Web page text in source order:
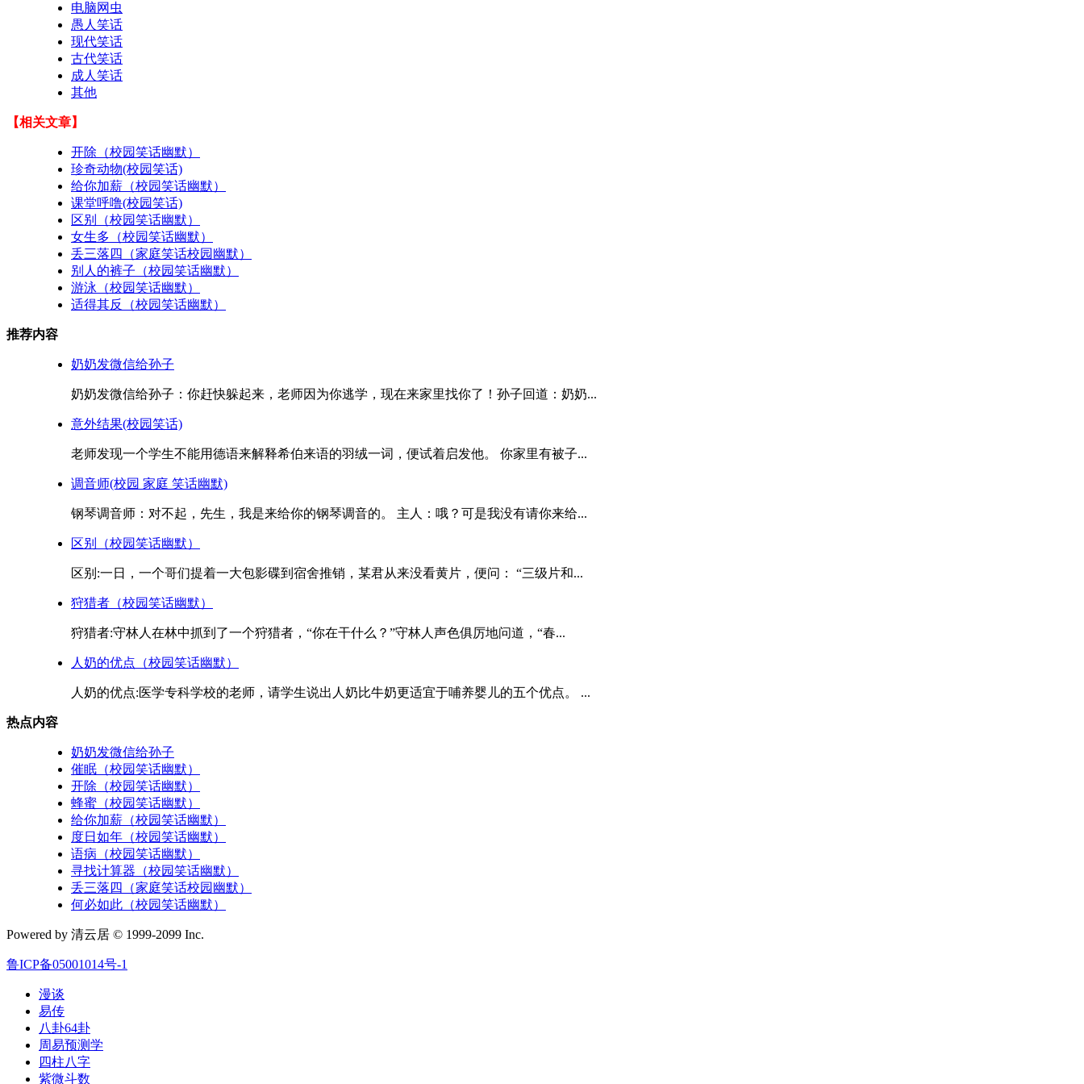
电脑网虫
愚人笑话
现代笑话
古代笑话
成人笑话
其他
【相关文章】
开除（校园笑话幽默）
珍奇动物(校园笑话)
给你加薪（校园笑话幽默）
课堂呼噜(校园笑话)
区别（校园笑话幽默）
女生多（校园笑话幽默）
丢三落四（家庭笑话校园幽默）
别人的裤子（校园笑话幽默）
游泳（校园笑话幽默）
适得其反（校园笑话幽默）
推荐内容
奶奶发微信给孙子
奶奶发微信给孙子：你赶快躲起来，老师因为你逃学，现在来家里找你了！孙子回道：奶奶...
意外结果(校园笑话)
老师发现一个学生不能用德语来解释希伯来语的羽绒一词，便试着启发他。 你家里有被子...
调音师(校园 家庭 笑话幽默)
钢琴调音师：对不起，先生，我是来给你的钢琴调音的。 主人：哦？可是我没有请你来给...
区别（校园笑话幽默）
区别:一日，一个哥们提着一大包影碟到宿舍推销，某君从来没看黄片，便问： “三级片和...
狩猎者（校园笑话幽默）
狩猎者:守林人在林中抓到了一个狩猎者，“你在干什么？”守林人声色俱厉地问道，“春...
人奶的优点（校园笑话幽默）
人奶的优点:医学专科学校的老师，请学生说出人奶比牛奶更适宜于哺养婴儿的五个优点。 ...
热点内容
奶奶发微信给孙子
催眠（校园笑话幽默）
开除（校园笑话幽默）
蜂蜜（校园笑话幽默）
给你加薪（校园笑话幽默）
度日如年（校园笑话幽默）
语病（校园笑话幽默）
寻找计算器（校园笑话幽默）
丢三落四（家庭笑话校园幽默）
何必如此（校园笑话幽默）
Powered by 清云居 © 1999-2099 Inc.
鲁ICP备05001014号-1
漫谈
易传
八卦64卦
周易预测学
四柱八字
紫微斗数